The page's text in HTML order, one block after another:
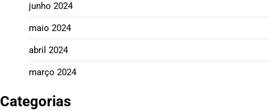
junho 2024
maio 2024
abril 2024
março 2024
Categorias